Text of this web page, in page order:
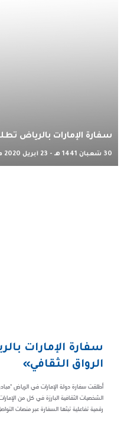
سفارة الإمارات بالرياض
30 شعبان 1441 هـ - 23 أبريل 2020 م
سفارة الإمارات
الرواق الثقافي»
أطلقت سفارة دولة الإمارات في الرياض
الشخصيات الثقافية البارزة في كل من
رقمية تفاعلية تبثها السفارة عبر منصات